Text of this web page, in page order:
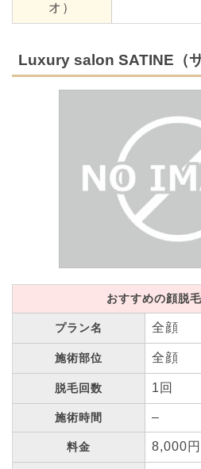
オ）
Luxury salon SATINE（サ
おすすめの顔脱
プラン名 全顔
施術部位 全顔
脱毛回数 1回
施術時間 –
料金 8,000円